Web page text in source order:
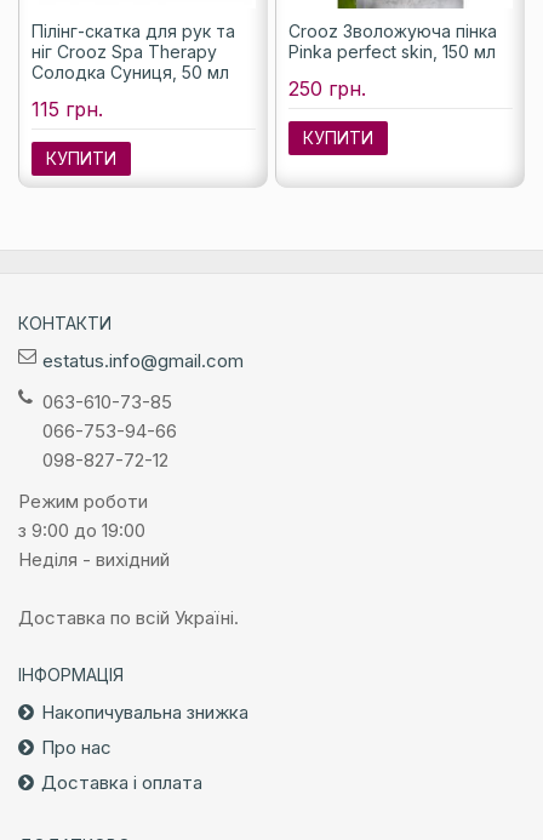
Пілінг-скатка для рук та
ніг Crooz Spa Therapy
Солодка Суниця, 50 мл
115 грн.
КУПИТИ
Crooz Зволожуюча пінка
Pinka perfect skin, 150 мл
250 грн.
КУПИТИ
КОНТАКТИ
estatus.info@gmail.com
063-610-73-85
066-753-94-66
098-827-72-12
Режим роботи
з 9:00 до 19:00
Неділя - вихідний
Доставка по всій Україні.
ІНФОРМАЦІЯ
Накопичувальна знижка
Про нас
Доставка і оплата